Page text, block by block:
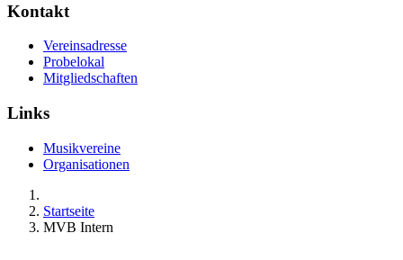
Kontakt
Vereinsadresse
Probelokal
Mitgliedschaften
Links
Musikvereine
Organisationen
Startseite
MVB Intern